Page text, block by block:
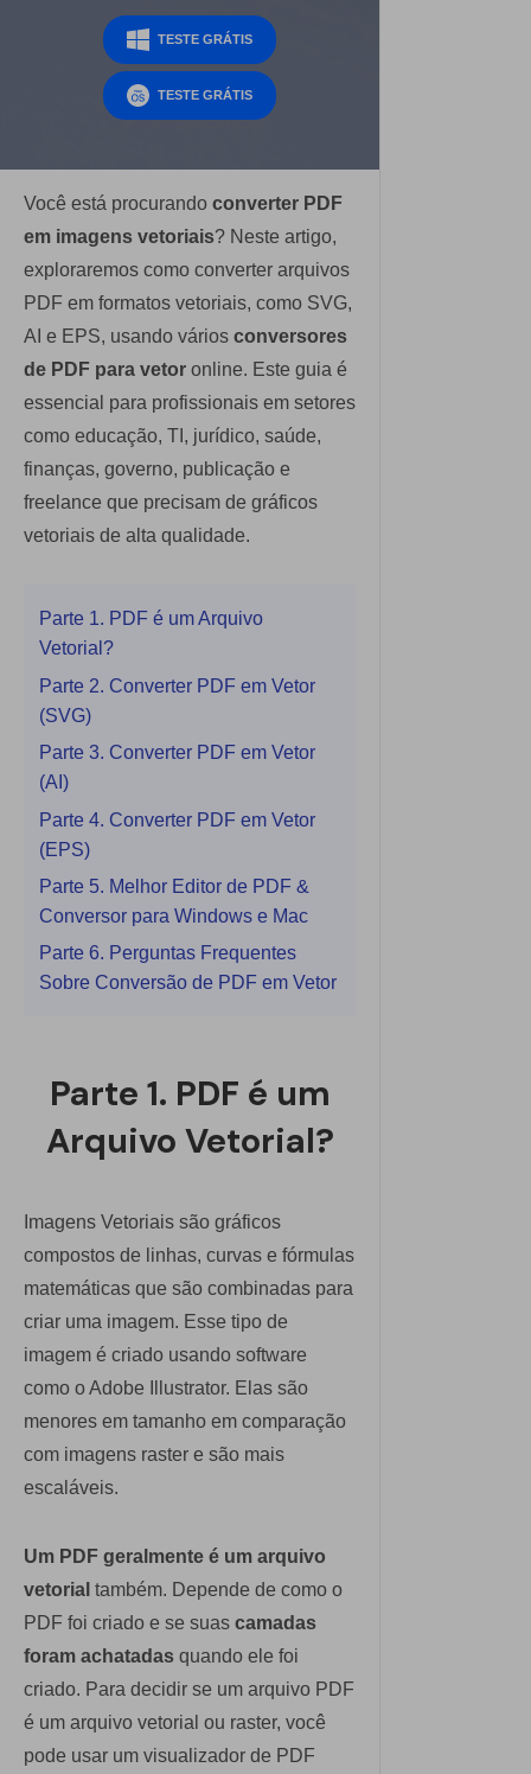
PDF para Word
Comprimir PDF
Juntar PDF
Word para PDF
Mais ferramentas online
Cloud
PDFelement Cloud
Novo PDFelement：
Do poder da IA às ferramentas em massa
Editar PDF
Comprimir PDF
Cortar PDF
Formulário PDF
Assinar PDF
PDF em Lote
Redigir Inteligente
Extrair Dados em PDF
Compartilhar PDF
IA de PDF
Chat com PDF
Tradutor de PDF com IA
Conversar com Imagem
Detectar Conteúdo de IA
Gerador de imagens com IA
Todos os recursos do PDF
Dicas de assinar PDF
Editar PDF como o Word
Dicas de negócios
Soluções de PDF para
Serviço de TI
Jurídico
Saúde
Financeiro
Publicação
Avaliações & Prêmios
Histórias de clientes
Prêmios G2
Comparação de software PDF
Guia do usuário
PDFelement para Windows
PDFelement para iOS
PDFelement para Android
Suporte
Contatar Suporte
Especificações Técnicas
Central de Downloads
Atualizar para o PDFelement 12
TESTE GRÁTIS
TESTE GRÁTIS
Você está procurando converter PDF
em imagens vetoriais? Neste artigo,
exploraremos como converter arquivos
PDF em formatos vetoriais, como SVG,
AI e EPS, usando vários conversores
de PDF para vetor online. Este guia é
essencial para profissionais em setores
como educação, TI, jurídico, saúde,
finanças, governo, publicação e
freelance que precisam de gráficos
vetoriais de alta qualidade.
Parte 1. PDF é um Arquivo
Vetorial?
Parte 2. Converter PDF em Vetor
(SVG)
Parte 3. Converter PDF em Vetor
(AI)
Parte 4. Converter PDF em Vetor
(EPS)
Parte 5. Melhor Editor de PDF &
Conversor para Windows e Mac
Parte 6. Perguntas Frequentes
Sobre Conversão de PDF em Vetor
Parte 1. PDF é um
Arquivo Vetorial?
Imagens Vetoriais são gráficos
compostos de linhas, curvas e fórmulas
matemáticas que são combinadas para
criar uma imagem. Esse tipo de
imagem é criado usando software
como o Adobe Illustrator. Elas são
menores em tamanho em comparação
com imagens raster e são mais
escaláveis.
Um PDF geralmente é um arquivo
vetorial também. Depende de como o
PDF foi criado e se suas camadas
foram achatadas quando ele foi
criado. Para decidir se um arquivo PDF
é um arquivo vetorial ou raster, você
pode usar um visualizador de PDF